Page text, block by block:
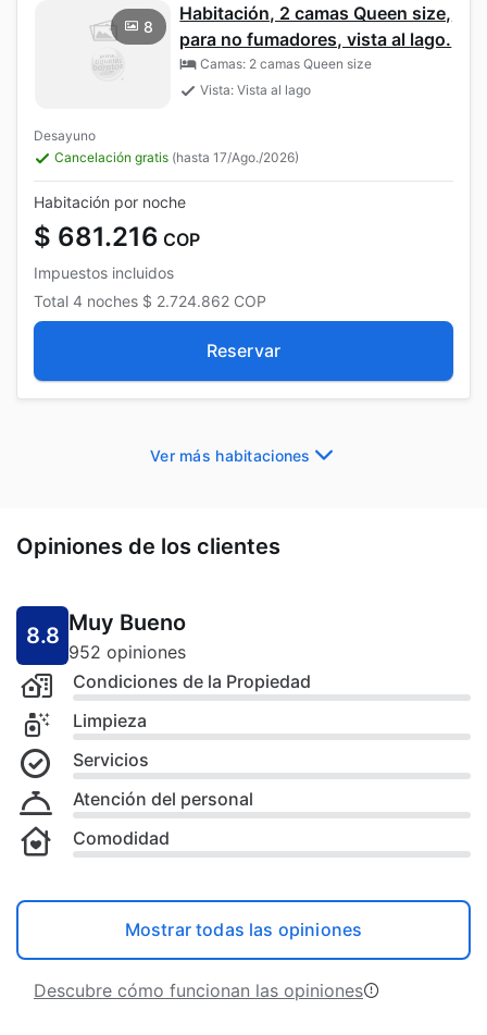
8
Habitación, 2 camas Queen size,
para no fumadores, vista al lago.
Camas: 2 camas Queen size
Vista: Vista al lago
Desayuno
Cancelación gratis (hasta 17/Ago./2026)
Habitación por noche
$ 681.216 COP
Impuestos incluidos
Total 4 noches $ 2.724.862 COP
Reservar
Ver más habitaciones
Opiniones de los clientes
8.8 Muy Bueno
952 opiniones
Condiciones de la Propiedad
Limpieza
Servicios
Atención del personal
Comodidad
Mostrar todas las opiniones
Descubre cómo funcionan las opiniones